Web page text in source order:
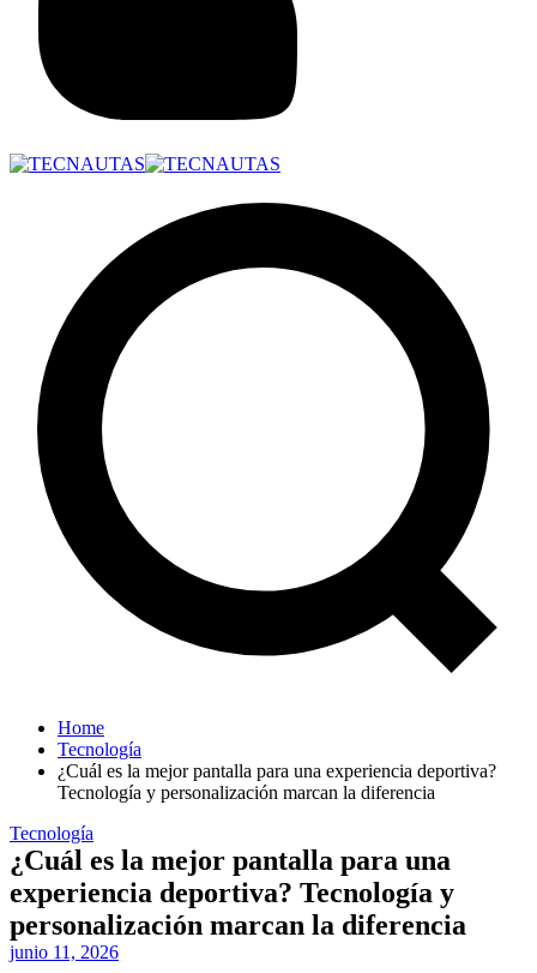
Home
Tecnología
¿Cuál es la mejor pantalla para una experiencia deportiva?
Tecnología y personalización marcan la diferencia
Tecnología
¿Cuál es la mejor pantalla para una
experiencia deportiva? Tecnología y
personalización marcan la diferencia
junio 11, 2026